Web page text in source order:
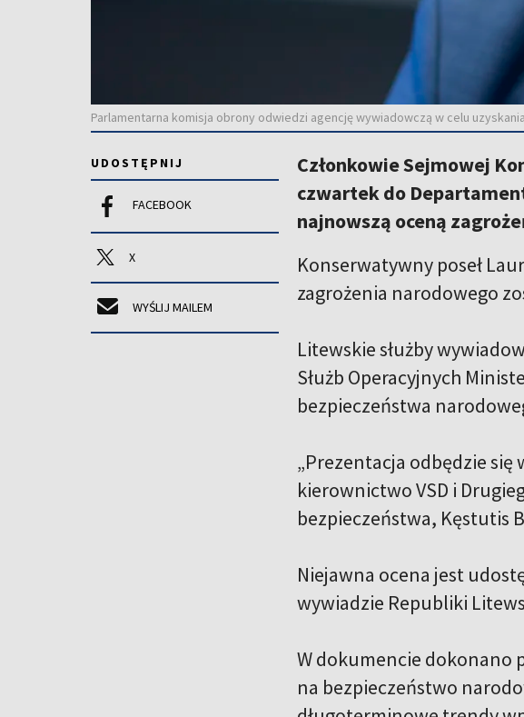
Parlamentarna komisja obrony odwiedzi agencję wywiadowczą w celu
UDOSTĘPNIJ
FACEBOOK
X
WYŚLIJ MAILEM
Członkowie Sejmowej
czwartek do
najnowszą oceną
Konserwatywny poseł
zagrożenia narodowego
Litewskie służby
Służb Operacyjnych
bezpieczeństwa
„Prezentacja odbędzie się
kierownictwo VSD i
bezpieczeństwa, Kęstutis
Niejawna ocena jest
wywiadzie Republiki
W dokumencie dokonano
na bezpieczeństwo